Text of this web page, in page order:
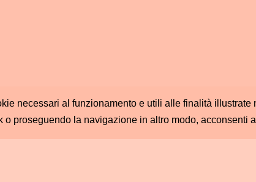
necessari al funzionamento e utili alle finalità
proseguendo la navigazione in altro modo, acconsenti